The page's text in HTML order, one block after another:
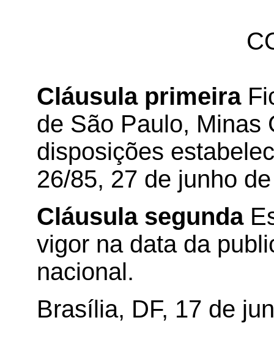
Cláusula primeira
de São Paulo, Minas
disposições
26/85, 27 de junho
Cláusula segunda
vigor na data da
nacional.
Brasília, DF, 17 de